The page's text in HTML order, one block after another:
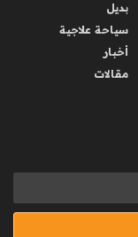
بديل
سياحة علاجية
أخبار
مقالات